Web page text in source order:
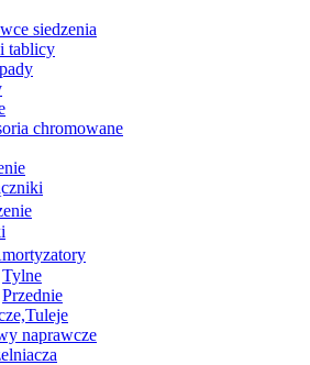
siedzenia
tablicy
chromowane
Tylne
Przednie
naprawcze